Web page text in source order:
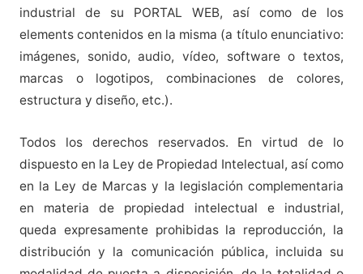
industrial de su PORTAL WEB, así como de los
elements contenidos en la misma (a título enunciativo:
imágenes, sonido, audio, vídeo, software o textos,
marcas o logotipos, combinaciones de colores,
estructura y diseño, etc.).
Todos los derechos reservados. En virtud de lo
dispuesto en la Ley de Propiedad Intelectual, así como
en la Ley de Marcas y la legislación complementaria
en materia de propiedad intelectual e industrial,
queda expresamente prohibidas la reproducción, la
distribución y la comunicación pública, incluida su